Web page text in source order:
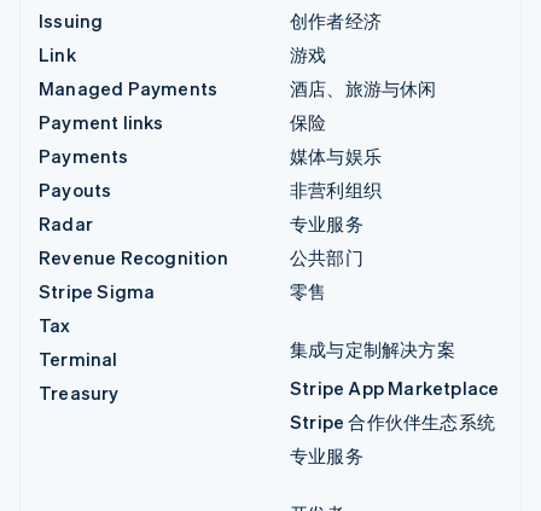
Issuing
Link
Managed Payments
Payment links
Payments
Payouts
Radar
Revenue Recognition
Stripe Sigma
Tax
Terminal
Treasury
创作者经济
游戏
酒店、旅游与休闲
保险
媒体与娱乐
非营利组织
专业服务
公共部门
零售
集成与定制解决方案
Stripe App Marketplace
Stripe 合作伙伴生态系统
专业服务